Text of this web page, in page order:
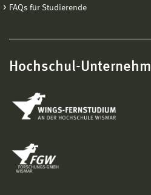
FAQs für Studierende
Hochschul-